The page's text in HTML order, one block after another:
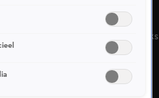
Noa Vahle, Hélène Hendriks
dat de Dark Horse gaan zijn